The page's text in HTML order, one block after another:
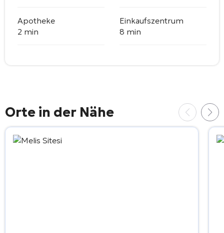
Apotheke
2 min
Einkaufszentrum
8 min
Orte in der Nähe